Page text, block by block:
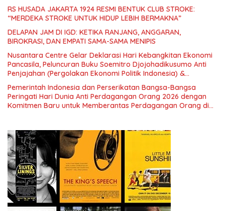
RS HUSADA JAKARTA 1924 RESMI BENTUK CLUB STROKE:
“MERDEKA STROKE UNTUK HIDUP LEBIH BERMAKNA”
DELAPAN JAM DI IGD: KETIKA RANJANG, ANGGARAN,
BIROKRASI, DAN EMPATI SAMA-SAMA MENIPIS
Nusantara Centre Gelar Deklarasi Hari Kebangkitan Ekonomi
Pancasila, Peluncuran Buku Soemitro Djojohadikusumo Anti
Penjajahan (Pergolakan Ekonomi Politik Indonesia) &
Simposium Nasional “Urgensi Undang-Undang Perekonomian
Nasional dan Kesejahteraan Sosial dalam Menata Bangsa
Menuju Indonesia Emas 2045”,
Pemerintah Indonesia dan Perserikatan Bangsa-Bangsa
Peringati Hari Dunia Anti Perdagangan Orang 2026 dengan
Komitmen Baru untuk Memberantas Perdagangan Orang di